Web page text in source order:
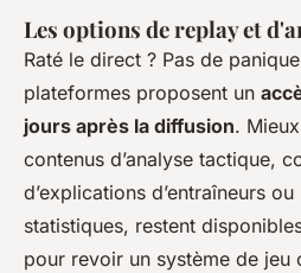
Les options de replay et
Raté le direct ? Pas de
plateformes proposent un
jours après la diffusion.
contenus d’analyse tactique,
d’explications d’entraîneurs
statistiques, restent
pour revoir un système de jeu